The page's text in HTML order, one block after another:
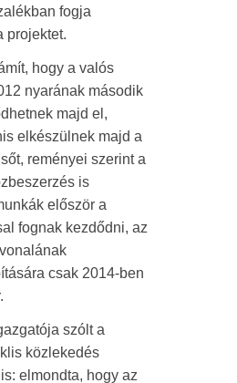
fogja
projektet.
hogy a valós
nyarának második
majd el,
elkészülnek majd a
reményei szerint a
is
először a
fognak kezdődni, az
csak 2014-ben
szólt a
közlekedés
elmondta, hogy az